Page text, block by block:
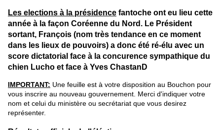
Les elections à la présidence fantoche ont eu lieu cette
année à la façon Coréenne du Nord. Le Président
sortant, François (nom très tendance en ce moment
dans les lieux de pouvoirs) a donc été ré-élu avec un
score dictatorial face à la concurence sympathique du
chien Lucho et face à Yves ChastanD
IMPORTANT: Une feuille est à votre disposition au Bouchon pour
vous inscrire au nouveau gouvernement. Merci d'indiquer votre
nom et celui du ministère ou secrétariat que vous desirez
représenter.